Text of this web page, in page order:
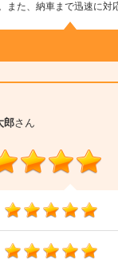
また、納車まで迅速に対
郎さん